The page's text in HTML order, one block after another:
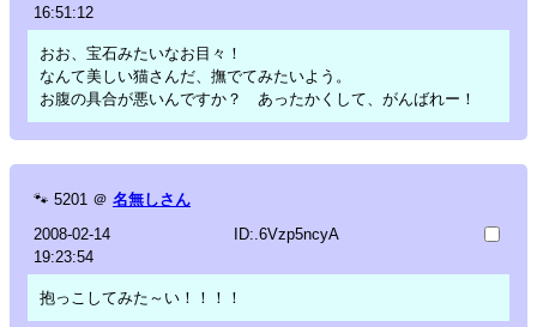
16:51:12
おお、宝石みたいなお目々！
なんて美しい猫さんだ、撫でてみたいよう。
お腹の具合が悪いんですか？ あったかくして、がんばれー！
🐾 5201 ＠ 名無しさん
2008-02-14
19:23:54
ID:.6Vzp5ncyA
抱っこしてみた～い！！！！